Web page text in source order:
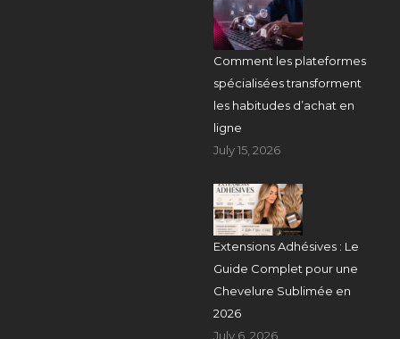
Comment les plateformes
spécialisées transforment
les habitudes d’achat en
ligne
July 15, 2026
Extensions Adhésives : Le
Guide Complet pour une
Chevelure Sublimée en
2026
July 6, 2026